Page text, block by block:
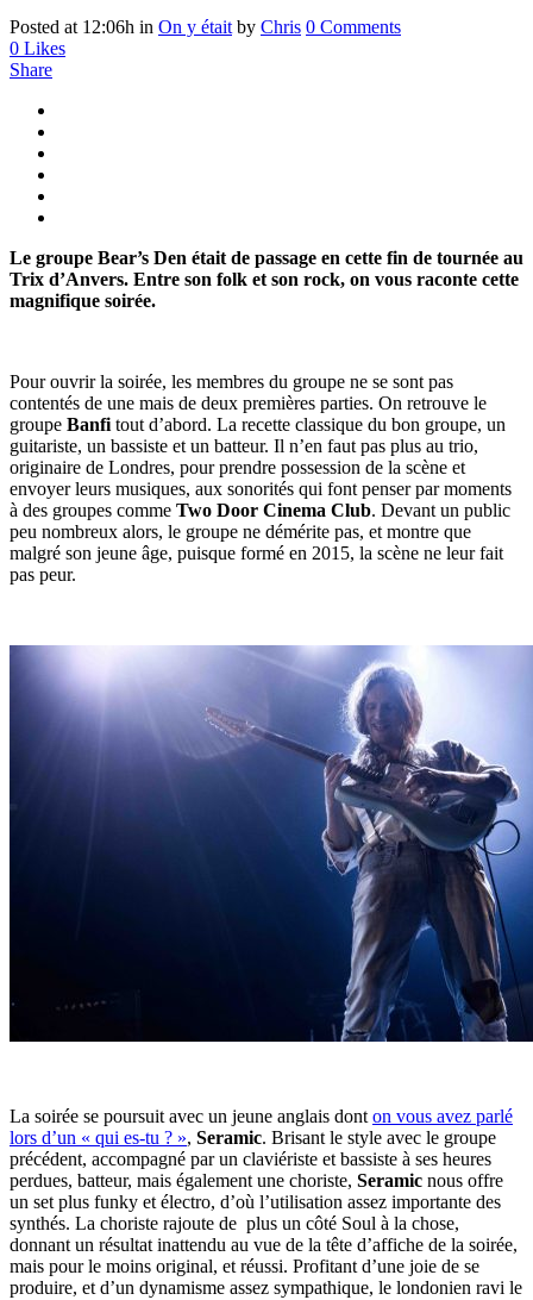
Posted at 12:06h in On y était by Chris 0 Comments
0 Likes
Share
Le groupe Bear’s Den était de passage en cette fin de tournée au
Trix d’Anvers. Entre son folk et son rock, on vous raconte cette
magnifique soirée.
Pour ouvrir la soirée, les membres du groupe ne se sont pas
contentés de une mais de deux premières parties. On retrouve le
groupe Banfi tout d’abord. La recette classique du bon groupe, un
guitariste, un bassiste et un batteur. Il n’en faut pas plus au trio,
originaire de Londres, pour prendre possession de la scène et
envoyer leurs musiques, aux sonorités qui font penser par moments
à des groupes comme Two Door Cinema Club. Devant un public
peu nombreux alors, le groupe ne démérite pas, et montre que
malgré son jeune âge, puisque formé en 2015, la scène ne leur fait
pas peur.
La soirée se poursuit avec un jeune anglais dont on vous avez parlé
lors d’un « qui es-tu ? », Seramic. Brisant le style avec le groupe
précédent, accompagné par un claviériste et bassiste à ses heures
perdues, batteur, mais également une choriste, Seramic nous offre
un set plus funky et électro, d’où l’utilisation assez importante des
synthés. La choriste rajoute de plus un côté Soul à la chose,
donnant un résultat inattendu au vue de la tête d’affiche de la soirée,
mais pour le moins original, et réussi. Profitant d’une joie de se
produire, et d’un dynamisme assez sympathique, le londonien ravi le